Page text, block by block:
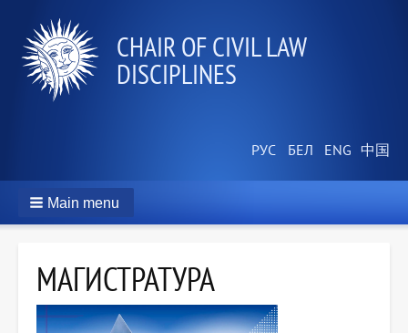
СHAIR OF CIVIL LAW
DISCIPLINES
Main menu
МАГИСТРАТУРА